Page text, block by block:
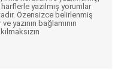
yazılmış yorumlar
Özensizce belirlenmiş
yazının bağlamının